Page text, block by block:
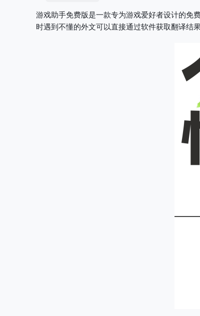
游戏助手免费版是一款专为游戏爱好者设计的免
时遇到不懂的外文可以直接通过软件获取翻译结